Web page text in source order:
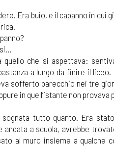
Era buio, e il capanno in cui
quello che si aspettava:
a lungo da finire il
sofferto parecchio nei tre
in quell’istante non provava
tutto quanto. Era
andata a scuola, avrebbe
al muro insieme a qualche